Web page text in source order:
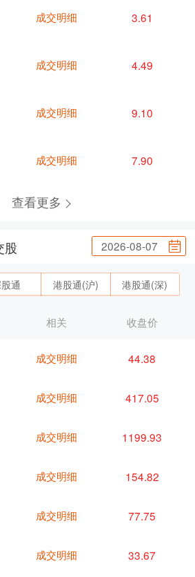
成交明细 3.61
成交明细 4.49
成交明细 9.10
成交明细 7.90
查看更多
股 2026-08-07
通 港股通(沪) 港股通(深)
相关 收盘价
成交明细 44.38
成交明细 417.05
成交明细 1199.93
成交明细 154.82
成交明细 77.75
成交明细 33.67